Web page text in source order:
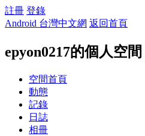
註冊 登錄
Android 台灣中文網 返回首頁
epyon0217的個人空間
空間首頁
動態
記錄
日誌
相冊